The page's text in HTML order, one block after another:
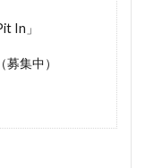
In」
集中）